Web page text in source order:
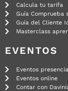
Calcula tu tarifa
Guía Comprueba
Guía del Cliente
Masterclass
EVENTOS
Eventos
Eventos online
Contar con